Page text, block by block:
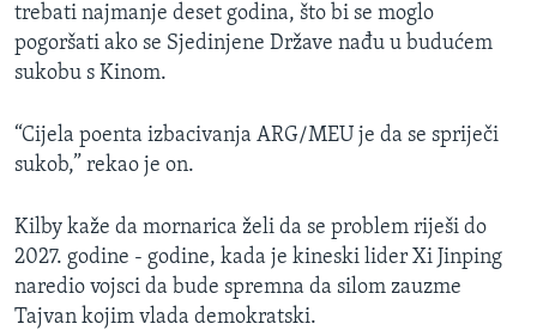
trebati najmanje deset godina, što bi se moglo
pogoršati ako se Sjedinjene Države nađu u budućem
sukobu s Kinom.
“Cijela poenta izbacivanja ARG/MEU je da se spriječi
sukob,” rekao je on.
Kilby kaže da mornarica želi da se problem riješi do
2027. godine - godine, kada je kineski lider Xi Jinping
naredio vojsci da bude spremna da silom zauzme
Tajvan kojim vlada demokratski.